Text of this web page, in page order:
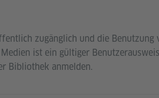
zugänglich und die Benutzung
ist ein gültiger
Bibliothek anmelden.